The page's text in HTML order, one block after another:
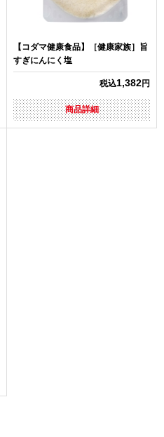
【コダマ健康食品】［健康家族］旨
すぎにんにく塩
税込1,382円
商品詳細